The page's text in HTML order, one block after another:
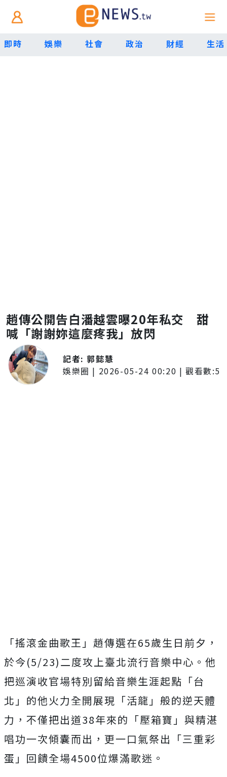
即時 娛樂 社會 政治 財經 生活
趙傳公開告白潘越雲曝20年私交 甜
喊「謝謝妳這麼疼我」放閃
記者:郭懿慧
娛樂圈 | 2026-05-24 00:20 | 觀看數:5
「搖滾金曲歌王」趙傳選在65歲生日前夕，
於今(5/23)二度攻上臺北流行音樂中心。他
把巡演收官場特別留給音樂生涯起點「台
北」的他火力全開展現「活龍」般的逆天體
力，不僅把出道38年來的「壓箱寶」與精湛
唱功一次傾囊而出，更一口氣祭出「三重彩
蛋」回饋全場4500位爆滿歌迷。